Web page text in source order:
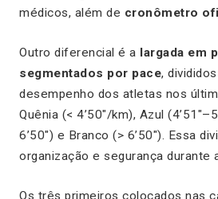
médicos, além de cronômetro
Outro diferencial é a largada em
segmentados por pace,
desempenho dos atletas nos
Quênia (< 4’50″/km), Azul
6’50″) e Branco (> 6’50″). Essa
organização e segurança durante
Os três primeiros colocados nas